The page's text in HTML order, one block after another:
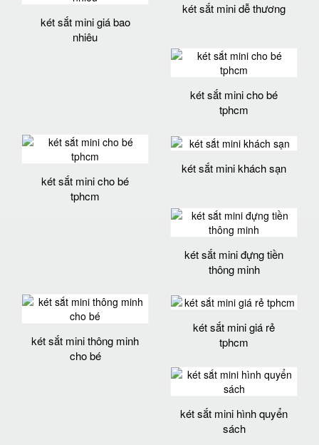
két sắt mini giá bao
nhiêu
két sắt mini dễ thương
két sắt mini cho bé
tphcm
két sắt mini cho bé
tphcm
két sắt mini khách sạn
két sắt mini đựng tiền
thông minh
két sắt mini thông minh
cho bé
két sắt mini giá rẻ
tphcm
két sắt mini hình quyển
sách